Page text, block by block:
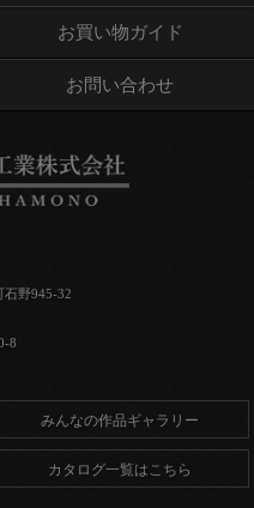
お買い物ガイド
お問い合わせ
野945-32
8
みんなの作品ギャラリー
カタログ一覧はこちら